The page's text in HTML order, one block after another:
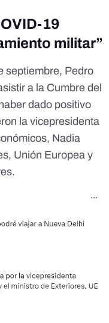
19
militar”
septiembre, Pedro
a la Cumbre del
dado positivo
la vicepresidenta
Nadia
Unión Europea y